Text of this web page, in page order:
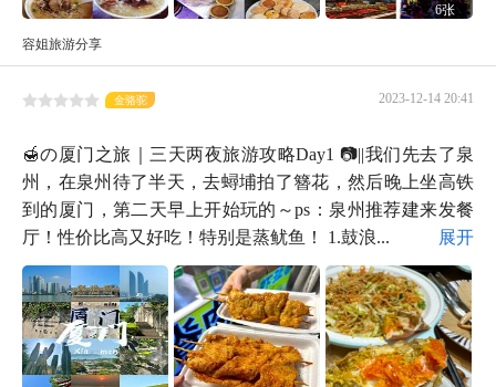
6张
容姐旅游分享
2023-12-14 20:41
金骆驼
🍯の厦门之旅｜三天两夜旅游攻略Day1 📷||我们先去了泉
州，在泉州待了半天，去蟳埔拍了簪花，然后晚上坐高铁
到的厦门，第二天早上开始玩的～ps：泉州推荐建来发餐
厅！性价比高又好吃！特别是蒸鱿鱼！ 1.鼓浪...
展开